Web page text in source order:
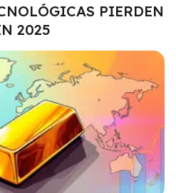
PIERDEN
2025